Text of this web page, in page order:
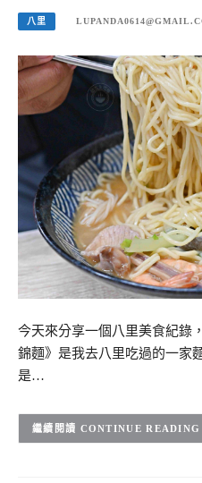
八里
今天來分享一個八里美食紀錄
錦麵》是我去八里吃過的一家
是…
CONTINUE READING